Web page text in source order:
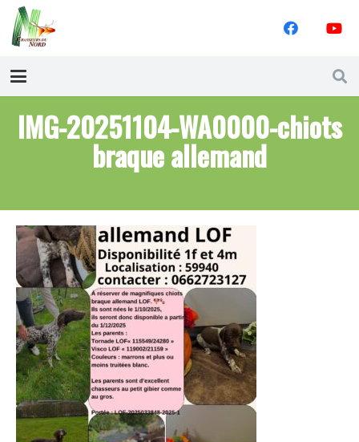
IMG-20251104-WA0000-chiots
braque allemand